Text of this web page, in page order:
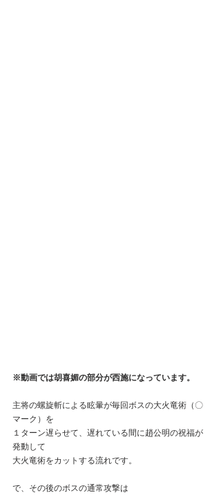
※動画では胡喜媚の部分が西施になっています。
主将の螺旋斬による眩暈が毎回ボスの大火竜術（〇
マーク）を
１ターン遅らせて、遅れている間に趙公明の祝福が
発動して
大火竜術をカットする流れです。
で、その後のボスの通常攻撃は